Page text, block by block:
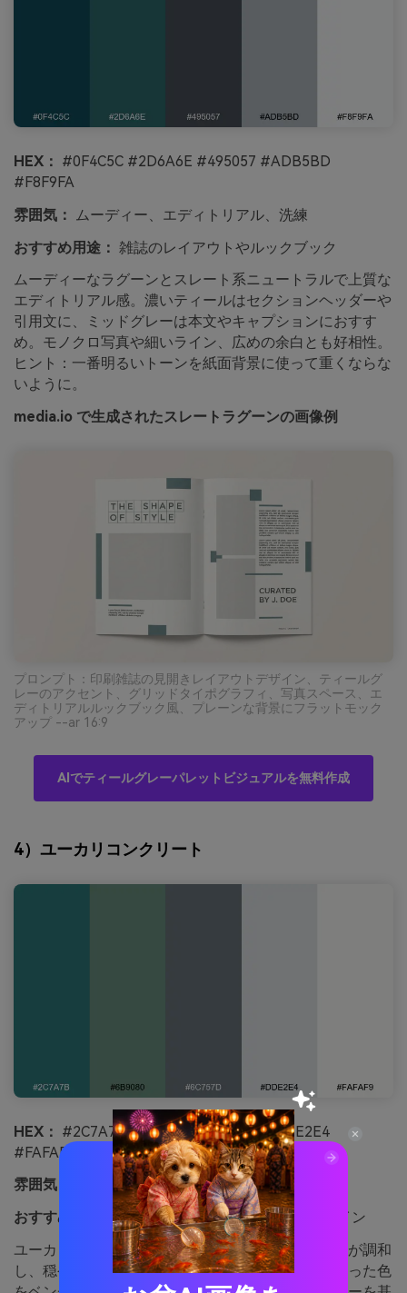
HEX： #0F4C5C #2D6A6E #495057 #ADB5BD
#F8F9FA
雰囲気：
ムーディー、エディトリアル、洗練
おすすめ用途： 雑誌のレイアウトやルックブック
ムーディーなラグーンとスレート系ニュートラルで上質な
エディトリアル感。濃いティールはセクションヘッダーや
引用文に、ミッドグレーは本文やキャプションにおすす
め。モノクロ写真や細いライン、広めの余白とも好相性。
ヒント：一番明るいトーンを紙面背景に使って重くならな
いように。
media.io で生成されたスレートラグーンの画像例
プロンプト：印刷雑誌の見開きレイアウトデザイン、ティールグ
レーのアクセント、グリッドタイポグラフィ、写真スペース、エ
ディトリアルルックブック風、プレーンな背景にフラットモック
アップ --ar 16:9
AIでティールグレーパレットビジュアルを無料作成
4）ユーカリコンクリート
HEX： #2C7A7B #6B9080 #6C757D #DDE2E4
#FAFAF9
雰囲気：
ナチュラル、バランス、都会的
おすすめ用途：カフェインテリアやメニューデザイン
ユーカリの葉のニュアンスと滑らかなコンクリートが調和
し、穏やかながらも活気がある印象。グリーンがかった色